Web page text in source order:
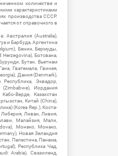
количестве и
характеристиками
производства СССР.
от справочного в
Австралия (Australia),
и Барбуда, Аргентина
Бенин, Бермуды,
Ботсвана,
Бутан, Вьетнам
Гватемала, Гвинея,
Дания (Denmark),
Эквадор,
Иордания
Верде, Казахстан
Китай (China),
(Korea Rep.), Коста-
Либерия, Ливан, Ливия,
Малайзия, Мали,
Монако, Монако,
Новая Зеландия
Палестина, Панама,
Республика Чад,
Arabia), Свазиленд,